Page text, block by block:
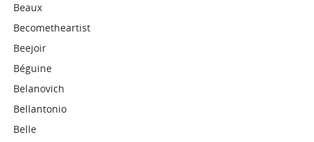
Beaux
Becometheartist
Beejoir
Béguine
Belanovich
Bellantonio
Belle